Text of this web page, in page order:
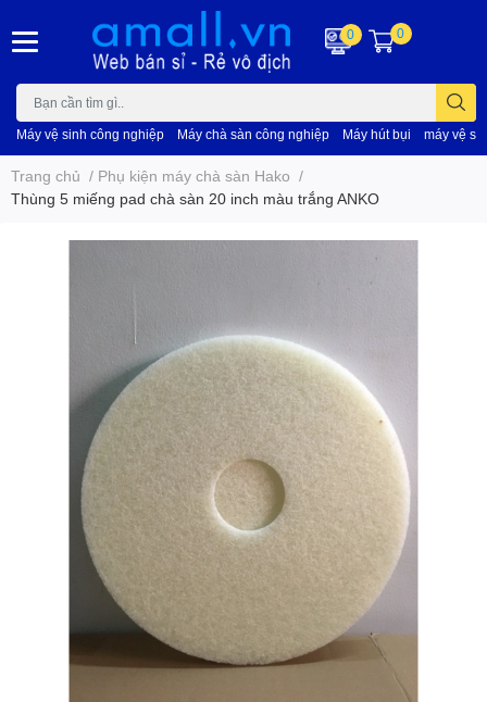
Máy vệ sinh công nghiệp Máy chà sàn công nghiệp Máy hút bụi máy vệ
0 0
Trang chủ / Phụ kiện máy chà sàn Hako /
Thùng 5 miếng pad chà sàn 20 inch màu trắng ANKO